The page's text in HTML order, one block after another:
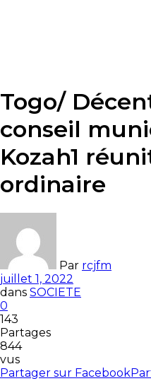
Togo/
conseil
Kozah1
ordinaire
Par rcjfm
juillet 1, 2022
dans SOCIETE
0
143
Partages
844
vus
Partager sur Facebook